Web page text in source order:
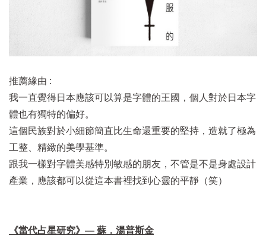
推薦緣由 :
我一直覺得日本應該可以算是字體的王國，個人對於日本字
體也有獨特的偏好。
這個民族對於小細節簡直比生命還重要的堅持，造就了極為
工整、精緻的美學基準。
跟我一樣對字體美感特別敏感的朋友，不管是不是身處設計
產業，應該都可以從這本書裡找到心靈的平靜（笑）
《當代占星研究》— 蘇．湯普斯金